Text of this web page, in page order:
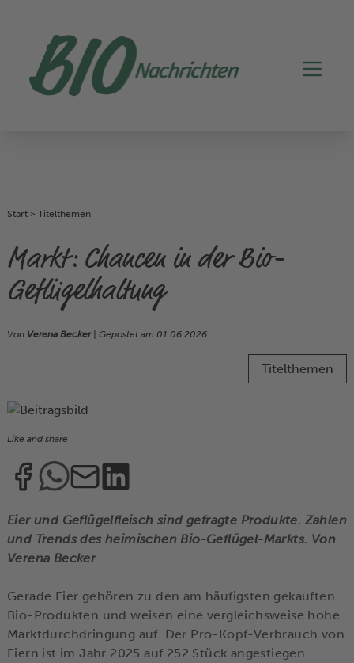
Start > Titelthemen
Markt: Chancen in der Bio-
Geflügelhaltung
Von Verena Becker| Gepostet am 01.06.2026
Titelthemen
Like and share
Eier und Geflügelfleisch sind gefragte Produkte. Zahlen
und Trends des heimischen Bio-Geflügel-Markts. Von
Verena Becker
Gerade Eier gehören zu den am häufigsten gekauften
Bio-Produkten und weisen eine vergleichsweise hohe
Marktdurchdringung auf. Der Pro-Kopf-Verbrauch von
Eiern ist im Jahr 2025 auf 252 Stück angestiegen.